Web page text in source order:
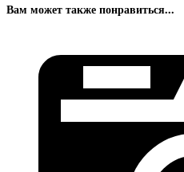
Вам может также понравиться...